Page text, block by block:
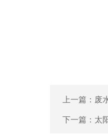
上一篇： 废
下一篇： 太